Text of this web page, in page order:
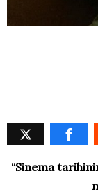
“Sinema